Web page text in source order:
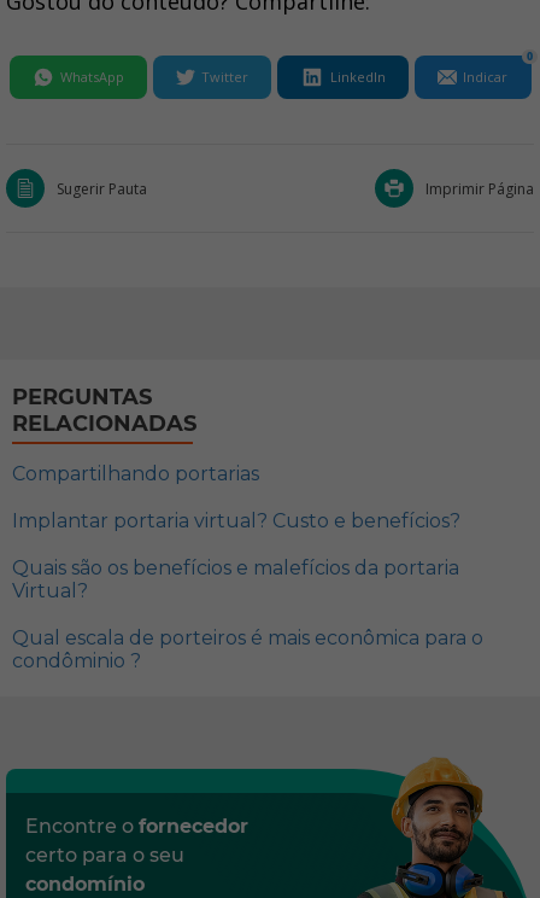
WhatsApp Twitter LinkedIn Indicar
0
Sugerir Pauta Imprimir Página
PERGUNTAS
RELACIONADAS
Compartilhando portarias
Implantar portaria virtual? Custo e benefícios?
Quais são os benefícios e malefícios da portaria
Virtual?
Qual escala de porteiros é mais econômica para o
condôminio ?
Encontre o fornecedor
certo para o seu
condomínio